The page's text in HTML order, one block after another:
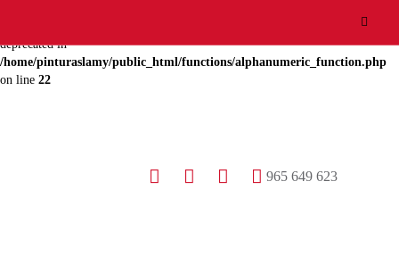
deprecated in
/home/pinturaslamy/public_html/functions/alphanumeric_function.php
on line 22
965 649 623